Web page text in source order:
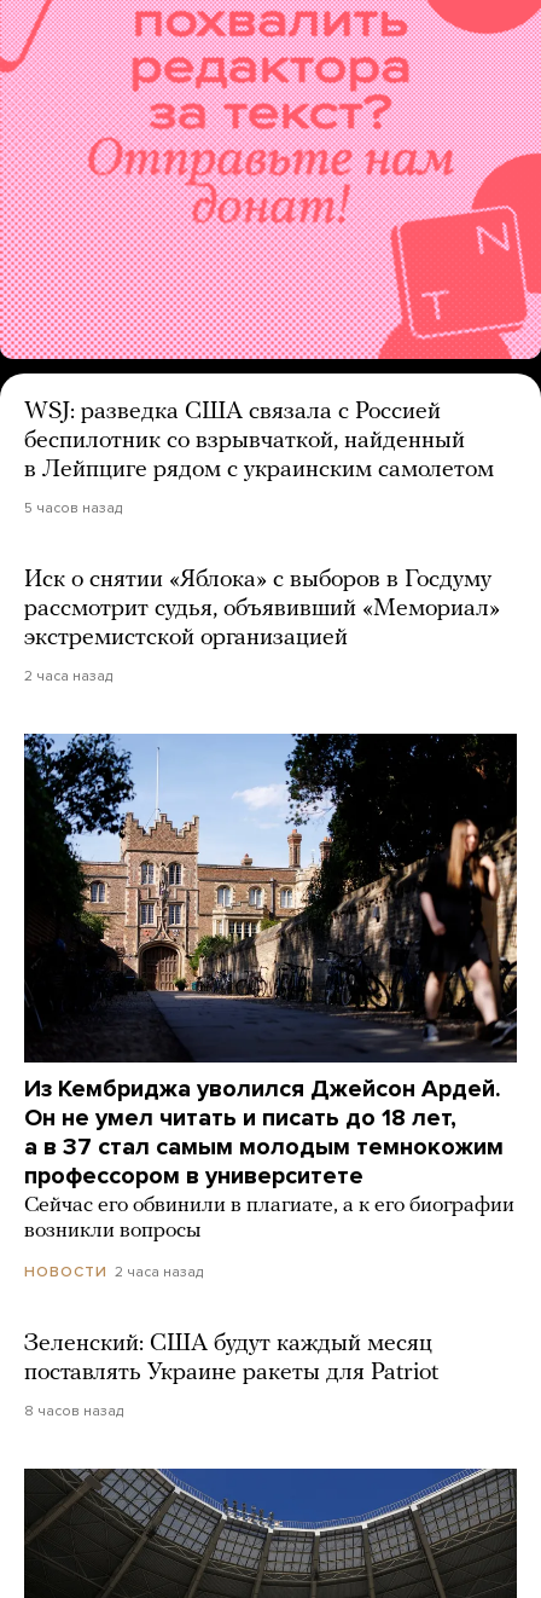
WSJ: разведка США связала с Россией
беспилотник со взрывчаткой, найденный
в Лейпциге рядом с украинским самолетом
5 часов назад
Иск о снятии «Яблока» с выборов в Госдуму
рассмотрит судья, объявивший «Мемориал»
экстремистской организацией
2 часа назад
Из Кембриджа уволился Джейсон Ардей.
Он не умел читать и писать до 18 лет,
а в 37 стал самым молодым темнокожим
профессором в университете
Сейчас его обвинили в плагиате, а к его биографии
возникли вопросы
НОВОСТИ 2 часа назад
Зеленский: США будут каждый месяц
поставлять Украине ракеты для Patriot
8 часов назад